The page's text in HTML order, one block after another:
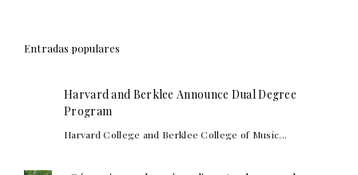
Entradas populares
Harvard and Berklee Announce Dual Degree
Program
Harvard College and Berklee College of Music...